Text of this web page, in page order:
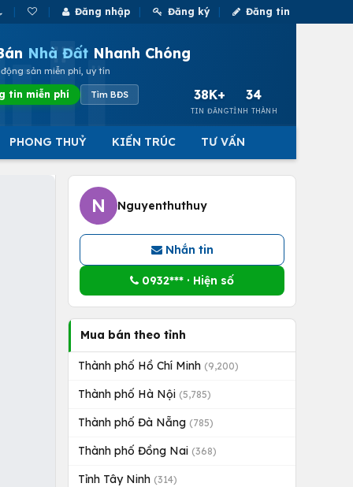
Đăng nhập Đăng ký Đăng tin
Nhà Đất Nhanh Chóng
sản miễn phí, uy tín
tin miễn phí Tìm BĐS 38K+
TIN ĐĂNG
34
TỈNH THÀNH
PHONG THUỶ KIẾN TRÚC TƯ VẤN
N Nguyenthuthuy
Nhắn tin
0932*** · Hiện số
Mua bán theo tỉnh
Thành phố Hồ Chí Minh (9,200)
Thành phố Hà Nội (5,785)
Thành phố Đà Nẵng (785)
Thành phố Đồng Nai (368)
Tỉnh Tây Ninh (314)